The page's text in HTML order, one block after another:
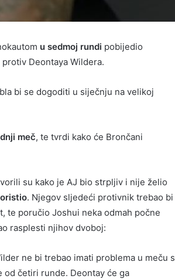
u sedmoj rundi pobijedio
Deontaya Wildera.
bi se dogoditi u siječnju na velikoj
meč, te tvrdi kako će Brončani
su kako je AJ bio strpljiv i nije želio
. Njegov sljedeći protivnik trebao bi
te poručio Joshui neka odmah počne
rasplesti njihov dvoboj:
ne bi trebao imati problema u meču s
od četiri runde. Deontay će ga